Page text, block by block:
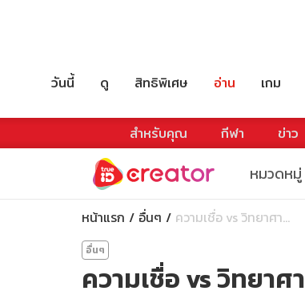
วันนี้ ดู สิทธิพิเศษ อ่าน เกม
สำหรับคุณ กีฬา ข่าว
หมวดหมู่
หน้าแรก อื่นๆ ความเชื่อ vs วิทยาศา...
อื่นๆ
ความเชื่อ vs วิทยา